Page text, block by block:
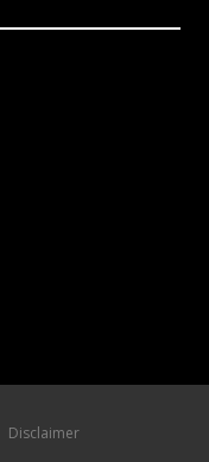
Disclaimer